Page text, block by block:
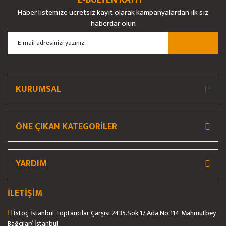
Haber listemize ücretsiz kayıt olarak kampanyalardan ilk siz
haberdar olun
KURUMSAL
ÖNE ÇIKAN KATEGORİLER
YARDIM
İLETİŞİM
İstoç İstanbul Toptancılar Çarşısı 2435.Sok 17.Ada No:114 Mahmutbey